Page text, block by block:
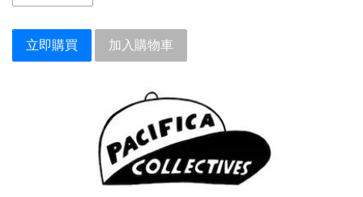
立即購買 加入購物車